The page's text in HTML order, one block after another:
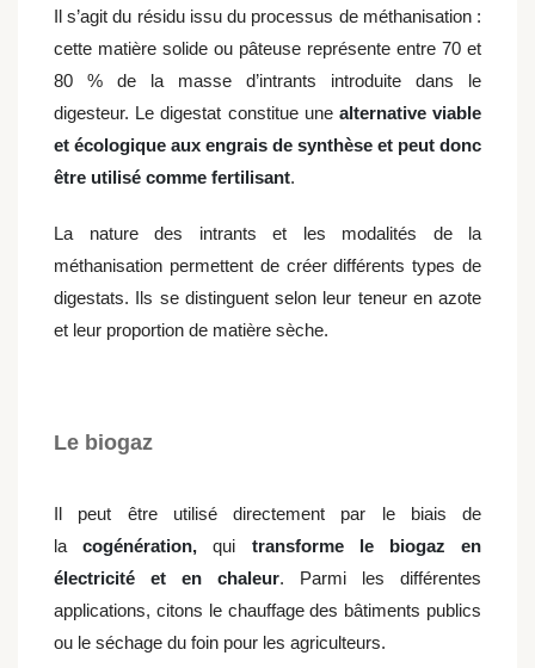
Il s’agit du résidu issu du processus de méthanisation :
cette matière solide ou pâteuse représente entre 70 et
80 % de la masse d’intrants introduite dans le
digesteur. Le digestat constitue une alternative viable
et écologique aux engrais de synthèse et peut donc
être utilisé comme fertilisant.
La nature des intrants et les modalités de la
méthanisation permettent de créer différents types de
digestats. Ils se distinguent selon leur teneur en azote
et leur proportion de matière sèche.
Le biogaz
Il peut être utilisé directement par le biais de
lacogénération,qui transforme le biogaz en
électricité et en chaleur. Parmi les différentes
applications, citons le chauffage des bâtiments publics
ou le séchage du foin pour les agriculteurs.